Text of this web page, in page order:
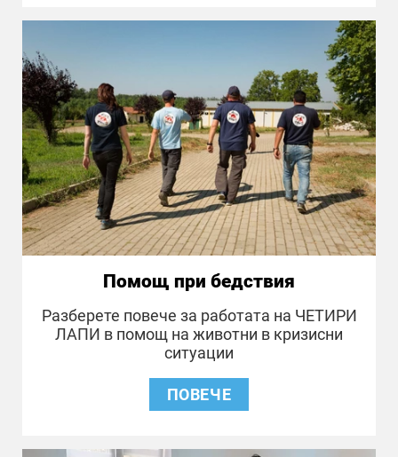
Помощ при бедствия
Разберете повече за работата на ЧЕТИРИ
ЛАПИ в помощ на животни в кризисни
ситуации
ПОВЕЧЕ